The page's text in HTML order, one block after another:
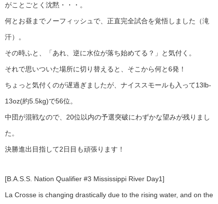
がことごとく沈黙・・・。
何とお昼までノーフィッシュで、正直完全試合を覚悟しました（滝
汗）。
その時ふと、「あれ、逆に水位が落ち始めてる？」と気付く。
それで思いついた場所に切り替えると、そこから何と6発！
ちょっと気付くのが遅過ぎましたが、ナイススモールも入って13lb-
13oz(約5.5kg)で56位。
中団が混戦なので、20位以内の予選突破にわずかな望みが残りまし
た。
決勝進出目指して2日目も頑張ります！
[B.A.S.S. Nation Qualifier #3 Mississippi River Day1]
La Crosse is changing drastically due to the rising water, and on the